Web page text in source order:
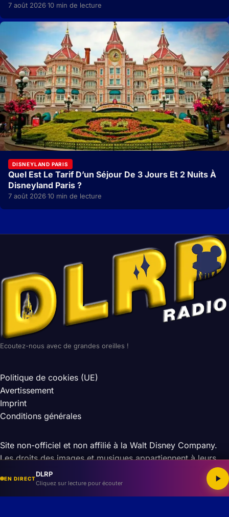
7 août 2026·10 min de lecture
DISNEYLAND PARIS
Quel Est Le Tarif D’un Séjour De 3 Jours Et 2 Nuits À
Disneyland Paris ?
7 août 2026·10 min de lecture
Ecoutez-nous avec de grandes oreilles !
Politique de cookies (UE)
Avertissement
Imprint
Conditions générales
Site non-officiel et non affilié à la Walt Disney Company.
Les droits des images et musiques appartiennent à leurs
auteurs respectifs.
© 2026 DLRP — Tous droits réservés
EN DIRECT
DLRP
Cliquez sur lecture pour écouter